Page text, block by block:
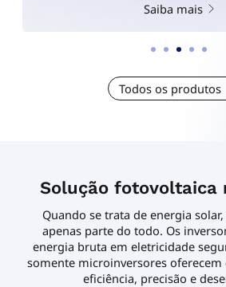
Saiba mais
Todos os produtos
Solução fotovoltaica
Quando se trata de energia
apenas parte do todo. Os
energia bruta em eletricidade
somente microinversores
eficiência, precisão e